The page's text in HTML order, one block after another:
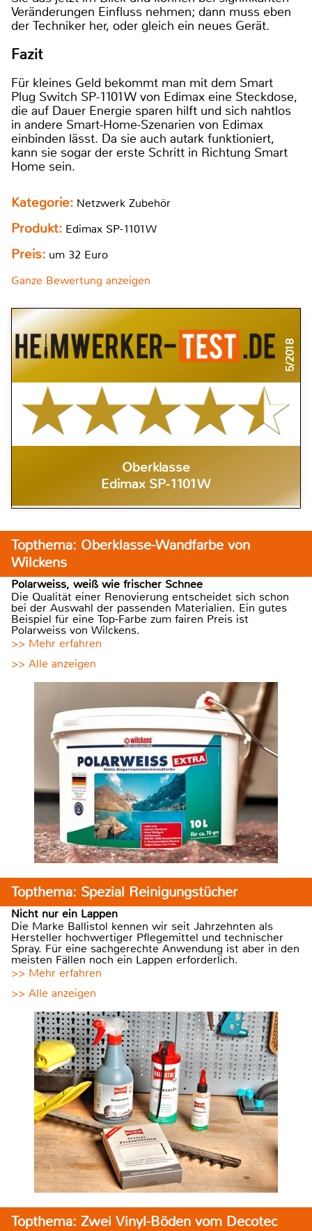
Veränderungen Einfluss nehmen; dann muss eben
der Techniker her, oder gleich ein neues Gerät.
Fazit
Für kleines Geld bekommt man mit dem Smart
Plug Switch SP-1101W von Edimax eine Steckdose,
die auf Dauer Energie sparen hilft und sich nahtlos
in andere Smart-Home-Szenarien von Edimax
einbinden lässt. Da sie auch autark funktioniert,
kann sie sogar der erste Schritt in Richtung Smart
Home sein.
Kategorie: Netzwerk Zubehör
Produkt: Edimax SP-1101W
Preis: um 32 Euro
Ganze Bewertung anzeigen
5/2018
Oberklasse
Edimax SP-1101W
Topthema: Oberklasse-Wandfarbe von
Wilckens
Polarweiss, weiß wie frischer Schnee
Die Qualität einer Renovierung entscheidet sich schon
bei der Auswahl der passenden Materialien. Ein gutes
Beispiel für eine Top-Farbe zum fairen Preis ist
Polarweiss von Wilckens.
>> Mehr erfahren
>> Alle anzeigen
Topthema: Spezial Reinigungstücher
Nicht nur ein Lappen
Die Marke Ballistol kennen wir seit Jahrzehnten als
Hersteller hochwertiger Pflegemittel und technischer
Spray. Für eine sachgerechte Anwendung ist aber in den
meisten Fällen noch ein Lappen erforderlich.
>> Mehr erfahren
>> Alle anzeigen
Topthema: Zwei Vinyl-Böden vom Decotec